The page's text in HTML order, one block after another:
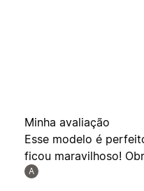
Minha avaliação
Esse modelo é
ficou maravilhoso!
A